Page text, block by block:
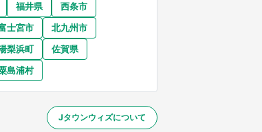
和歌山
宮崎
屋のひとりごと』の〝舞〟の世界
り込む 六本木ヒルズ展望台でコ
、本邦初公開の「猫猫像」も【8
10／26】
福井県
西条市
士宮市
北九州市
梨浜町
佐賀県
島浦村
Jタウンウィズについて